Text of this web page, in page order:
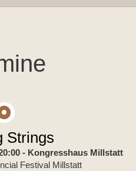
Strings
- Kongresshaus Millstatt
Festival Millstatt